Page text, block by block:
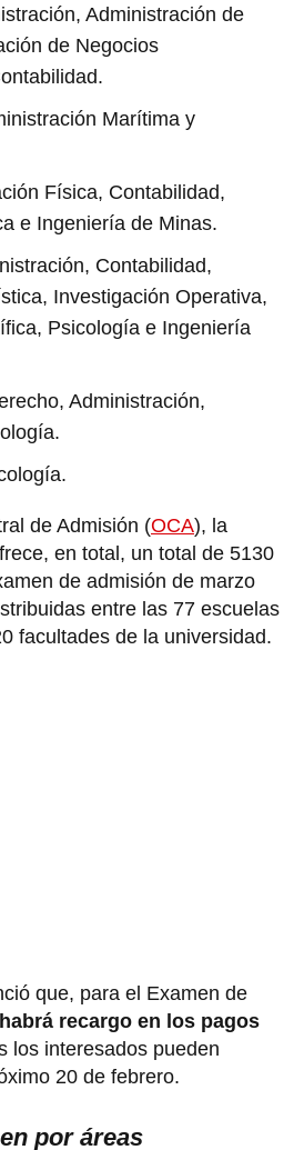
Administración de
de Negocios
Marítima y
Física, Contabilidad,
e Ingeniería de Minas.
Contabilidad,
Investigación Operativa,
Psicología e Ingeniería
Administración,
de Admisión (OCA), la
en total, un total de 5130
de admisión de marzo
entre las 77 escuelas
facultades de la universidad.
que, para el Examen de
recargo en los pagos
los interesados pueden
20 de febrero.
por áreas